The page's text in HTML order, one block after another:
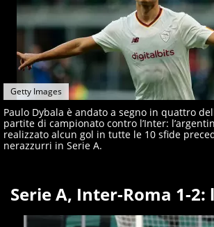
Getty Images
Paulo Dybala è andato a segno in quattro
partite di campionato contro l’Inter:
realizzato alcun gol in tutte le 10 sfide
nerazzurri in Serie A.
Serie A, Inter-Roma 1-2: